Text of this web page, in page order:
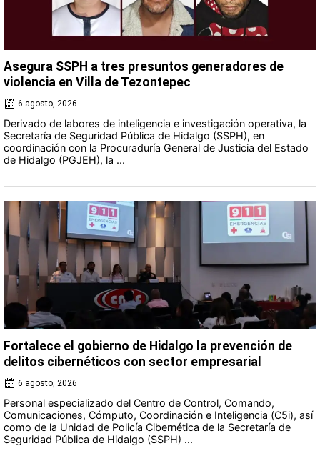
Asegura SSPH a tres presuntos generadores de
violencia en Villa de Tezontepec
6 agosto, 2026
Derivado de labores de inteligencia e investigación operativa, la
Secretaría de Seguridad Pública de Hidalgo (SSPH), en
coordinación con la Procuraduría General de Justicia del Estado
de Hidalgo (PGJEH), la ...
Fortalece el gobierno de Hidalgo la prevención de
delitos cibernéticos con sector empresarial
6 agosto, 2026
Personal especializado del Centro de Control, Comando,
Comunicaciones, Cómputo, Coordinación e Inteligencia (C5i), así
como de la Unidad de Policía Cibernética de la Secretaría de
Seguridad Pública de Hidalgo (SSPH) ...